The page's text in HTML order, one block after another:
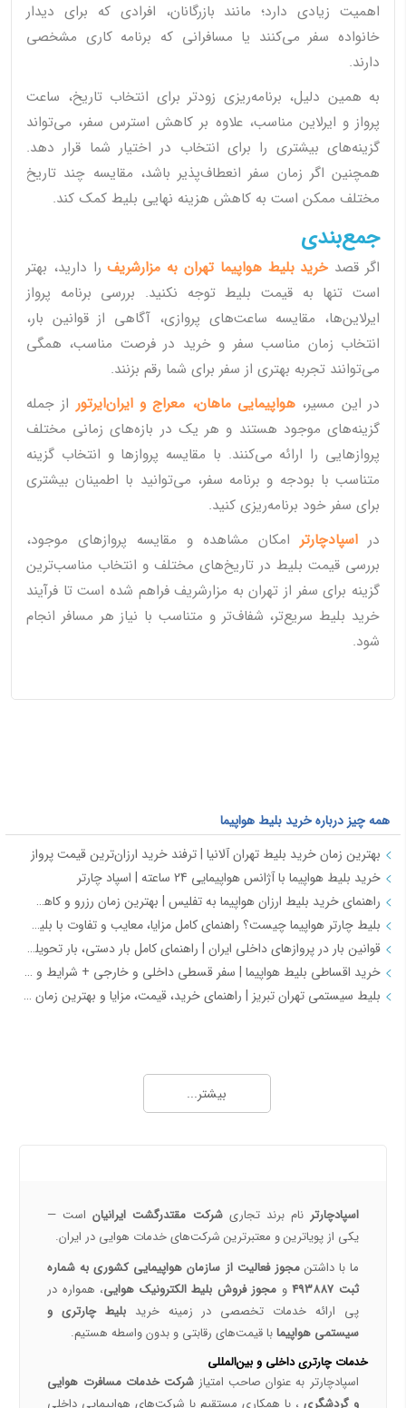
اهمیت زیادی دارد؛ مانند بازرگانان، افرادی که برای دیدار
خانواده سفر می‌کنند یا مسافرانی که برنامه کاری مشخصی
دارند.
به همین دلیل، برنامه‌ریزی زودتر برای انتخاب تاریخ، ساعت
پرواز و ایرلاین مناسب، علاوه بر کاهش استرس سفر، می‌تواند
گزینه‌های بیشتری را برای انتخاب در اختیار شما قرار دهد.
همچنین اگر زمان سفر انعطاف‌پذیر باشد، مقایسه چند تاریخ
مختلف ممکن است به کاهش هزینه نهایی بلیط کمک کند.
جمع‌بندی
اگر قصد خرید بلیط هواپیما تهران به مزارشریفرا دارید، بهتر
است تنها به قیمت بلیط توجه نکنید. بررسی برنامه پرواز
ایرلاین‌ها، مقایسه ساعت‌های پروازی، آگاهی از قوانین بار،
انتخاب زمان مناسب سفر و خرید در فرصت مناسب، همگی
می‌توانند تجربه بهتری از سفر برای شما رقم بزنند.
در این مسیر، هواپیمایی ماهان، معراج و ایران‌ایرتوراز جمله
گزینه‌های موجود هستند و هر یک در بازه‌های زمانی مختلف
پروازهایی را ارائه می‌کنند. با مقایسه پروازها و انتخاب گزینه
متناسب با بودجه و برنامه سفر، می‌توانید با اطمینان بیشتری
برای سفر خود برنامه‌ریزی کنید.
در اسپادچارتر امکان مشاهده و مقایسه پروازهای موجود،
بررسی قیمت بلیط در تاریخ‌های مختلف و انتخاب مناسب‌ترین
گزینه برای سفر از تهران به مزارشریف فراهم شده است تا فرآیند
خرید بلیط سریع‌تر، شفاف‌تر و متناسب با نیاز هر مسافر انجام
شود.
همه چیز درباره خرید بلیط هواپیما
بهترین زمان خرید بلیط تهران آلانیا | ترفند خرید ارزان‌ترین قیمت پرواز
خرید بلیط هواپیما با آژانس هواپیمایی 24 ساعته | اسپاد چارتر
راهنمای خرید بلیط ارزان هواپیما به تفلیس | بهترین زمان رزرو و کاهش هزینه سفر
بلیط چارتر هواپیما چیست؟ راهنمای کامل مزایا، معایب و تفاوت با بلیط سیستمی
قوانین بار در پروازهای داخلی ایران | راهنمای کامل بار دستی، بار تحویلی و مقررات حمل بار
خرید اقساطی بلیط هواپیما | سفر قسطی داخلی و خارجی + شرایط و مدارک | اسپادچارتر
بلیط سیستمی تهران تبریز | راهنمای خرید، قیمت، مزایا و بهترین زمان رزرو
همه چیز درباره خرید بلیط هواپیما 3
نکات مهم و کلیدی خرید بلیط هواپیما
رزرو بلیط پرواز داخلی با اسپادچارتر
خرید بلیط چارتر با اسپادچارتر | تجربه سفر ارزان، سریع و مطمئن
بلیط لحظه آخری هواپیما خرید بلیط ارزان هواپیما
تعیین قیمت بلیط‌های چارتری و سیستمی
بیشتر...
اسپادچارتر نام برند تجاریشرکت مقتدرگشت ایرانیاناست —
یکی از پویا‌ترین و معتبرترین شرکت‌های خدمات هوایی در ایران.
ما با داشتنمجوز فعالیت از سازمان هواپیمایی کشوری به شماره
ثبت 493887
و مجوز فروش بلیط الکترونیک هوایی، همواره در
پی ارائه خدمات تخصصی در زمینه خرید بلیط چارتری و
سیستمی هواپیمابا قیمت‌های رقابتی و بدون واسطه هستیم.
خدمات چارتری داخلی و بین‌المللی
اسپادچارتر به عنوان صاحب امتیازشرکت خدمات مسافرت هوایی
و گردشگری ، با همکاری مستقیم با شرکت‌های هواپیمایی داخلی